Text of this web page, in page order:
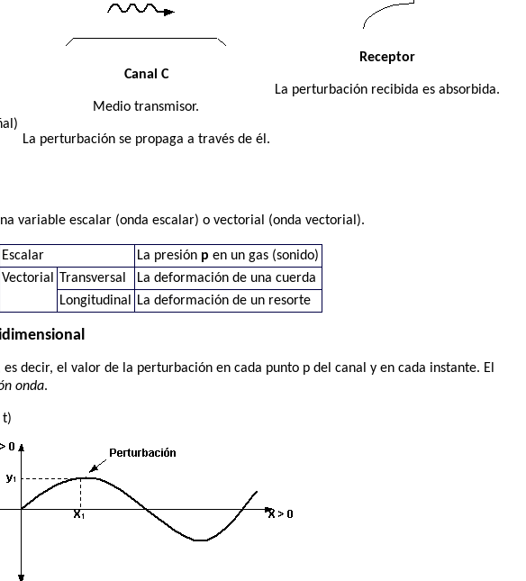
Canal C
Medio transmisor.
La perturbación se propaga a través de él.
Receptor
La perturbación recibida es absorbida.
variable escalar (onda escalar) o vectorial (onda vectorial).
Escalar La presión p en un gas (sonido)
Vectorial Transversal
La deformación de una cuerda
Longitudinal La deformación de un resorte
decir, el valor de la perturbación en cada punto p del canal y en cada instante. El
onda.
t)